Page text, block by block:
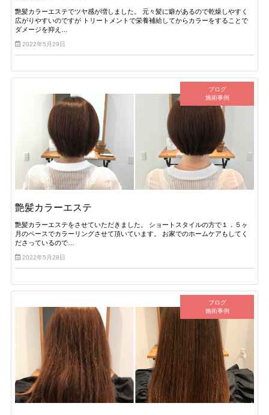
艶髪カラーエステでツヤ感が増しました。 元々髪に癖があるので乾燥しやすく
広がりやすいのですが トリートメントで栄養補給してからカラーをすることで
ダメージを抑え…
2022年5月29日
ブログ
施術事例
艶髪カラーエステ
艶髪カラーエステをさせていただきました。 ショートスタイルの方で１．５ヶ
月のペースでカラーリングさせて頂いています。 お家でのホームケアもしてく
ださっているので…
2022年5月28日
ブログ
施術事例